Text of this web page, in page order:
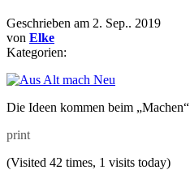
Geschrieben am 2. Sep.. 2019
von Elke
Kategorien:
Die Ideen kommen beim „Machen“
print
(Visited 42 times, 1 visits today)